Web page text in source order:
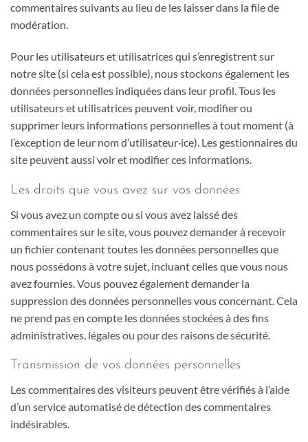
commentaires suivants au lieu de les laisser dans la file de
modération.
Pour les utilisateurs et utilisatrices qui s’enregistrent sur
notre site (si cela est possible), nous stockons également les
données personnelles indiquées dans leur profil. Tous les
utilisateurs et utilisatrices peuvent voir, modifier ou
supprimer leurs informations personnelles à tout moment (à
l’exception de leur nom d’utilisateur·ice). Les gestionnaires du
site peuvent aussi voir et modifier ces informations.
Les droits que vous avez sur vos données
Si vous avez un compte ou si vous avez laissé des
commentaires sur le site, vous pouvez demander à recevoir
un fichier contenant toutes les données personnelles que
nous possédons à votre sujet, incluant celles que vous nous
avez fournies. Vous pouvez également demander la
suppression des données personnelles vous concernant. Cela
ne prend pas en compte les données stockées à des fins
administratives, légales ou pour des raisons de sécurité.
Transmission de vos données personnelles
Les commentaires des visiteurs peuvent être vérifiés à l’aide
d’un service automatisé de détection des commentaires
indésirables.